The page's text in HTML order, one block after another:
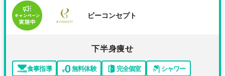
ビーコンセプト
下半身痩せ
食事指導 無料体験 完全個室
シャワー